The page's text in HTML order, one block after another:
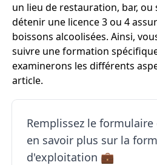
un lieu de restauration, bar,
détenir une licence 3 ou 4
boissons alcoolisées. Ainsi,
suivre une formation
examinerons les différents
article.
Remplissez le
en savoir plus sur la
d'exploitation 💼